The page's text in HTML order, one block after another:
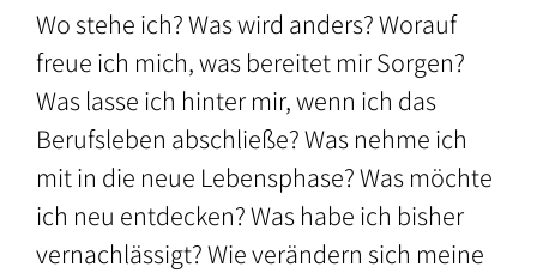
–
Politisch
Engagierte
–
Schulen
–
Soziale
–
Angebote
in
der
Akademie
Wo stehe ich? Was wird anders? Worauf
freue ich mich, was bereitet mir Sorgen?
Was lasse ich hinter mir, wenn ich das
Berufsleben abschließe? Was nehme ich
mit in die neue Lebensphase? Was möchte
ich neu entdecken? Was habe ich bisher
vernachlässigt? Wie verändern sich meine